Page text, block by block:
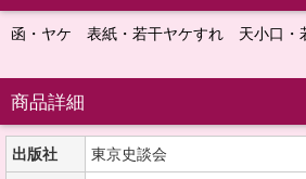
函・ヤケ 表紙・若干ヤケすれ 天小口・
商品詳細
出版社
東京史談会